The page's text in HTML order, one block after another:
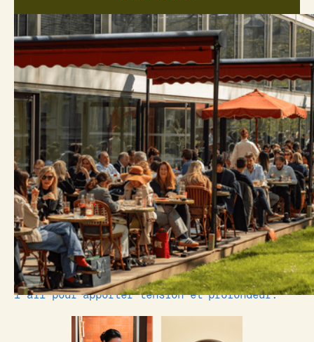
Fanny Harpinprend la direction culinaire du
groupe et vous présente sa recette estivale :
un délicieux tartare de thon rouge pêchés à
la ligne !
Avec l’arrivée des beaux jours, les premiers
thons rouges font leur retour sur la carte de
Laïa Monceau. Une saison courte, précieuse,
que nous travaillons avec précision pour en
préserver toute la pureté.
Nous le proposons en tartare, taillé au
couteau pour conserver la texture et la mâche
du produit. Il est accompagné d’unajo
blanco, cette crème andalouse à base
d’amande, que nous relevons légèrement à
l’ail pour apporter tension et profondeur.